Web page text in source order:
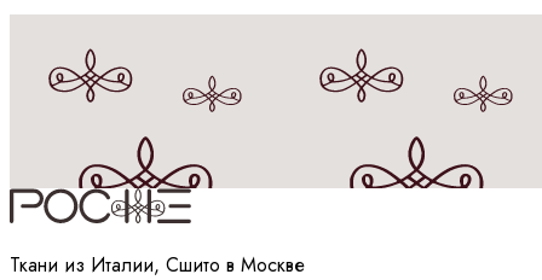
Принимаюполитикуобработки данных
Ткани из Италии, Сшито в Москве